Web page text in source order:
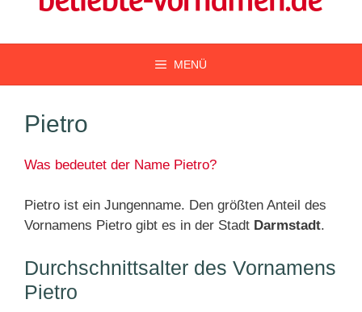
MENÜ
Pietro
Was bedeutet der Name Pietro?
Pietro ist ein Jungenname. Den größten Anteil des
Vornamens Pietro gibt es in der Stadt Darmstadt.
Durchschnittsalter des Vornamens
Pietro